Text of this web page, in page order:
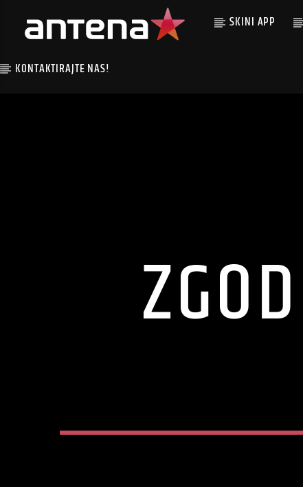
SKINI APP
KONTAKTIRAJTE NAS!